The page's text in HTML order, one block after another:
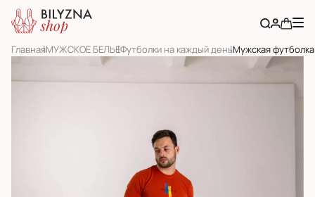
ГлавнаяМУЖСКОЕ БЕЛЬЕФутболки на каждый деньМужская футболка